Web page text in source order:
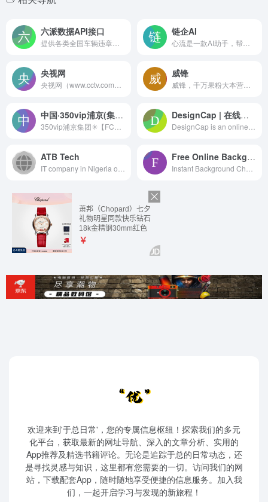
六派数据API接口 链企AI
央视网 威锋
中国·350vip浦京(集团·CHN认证)有限公司官网-Official website DesignCap | 在线免费网页海报设计工具
ATB Tech Free Online Background Check
欢迎来到'于总日常'，您的专属信息枢纽！探索我们的多元
化平台，获取最新的网址导航、深入的文章分析、实用的
App推荐及精选书籍评论。无论是追踪于总的日常动态，还
是寻找灵感与知识，这里都有您需要的一切。访问我们的网
站，下载配套App，随时随地享受便捷的信息服务。加入我
们，一起开启学习与发现的新旅程！